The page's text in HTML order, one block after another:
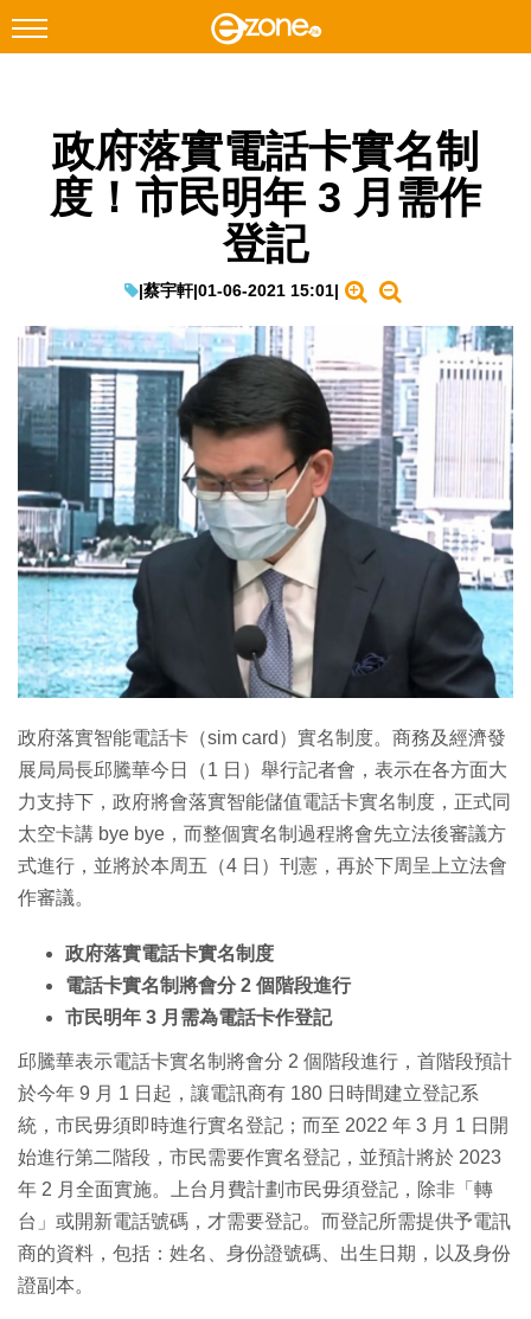
Facebook Instagram
科技焦點
教學評測
EduTech
IT Times
生成式AI與雲端應用
Enterprise Digital Transformation
特集
政府落實電話卡實名制
度！市民明年 3 月需作
登記
|蔡宇軒|01-06-2021 15:01|
政府落實智能電話卡（sim card）實名制度。商務及經濟發
展局局長邱騰華今日（1 日）舉行記者會，表示在各方面大
力支持下，政府將會落實智能儲值電話卡實名制度，正式同
太空卡講 bye bye，而整個實名制過程將會先立法後審議方
式進行，並將於本周五（4 日）刊憲，再於下周呈上立法會
作審議。
政府落實電話卡實名制度
電話卡實名制將會分 2 個階段進行
市民明年 3 月需為電話卡作登記
邱騰華表示電話卡實名制將會分 2 個階段進行，首階段預計
於今年 9 月 1 日起，讓電訊商有 180 日時間建立登記系
統，市民毋須即時進行實名登記；而至 2022 年 3 月 1 日開
始進行第二階段，市民需要作實名登記，並預計將於 2023
年 2 月全面實施。上台月費計劃市民毋須登記，除非「轉
台」或開新電話號碼，才需要登記。而登記所需提供予電訊
商的資料，包括：姓名、身份證號碼、出生日期，以及身份
證副本。